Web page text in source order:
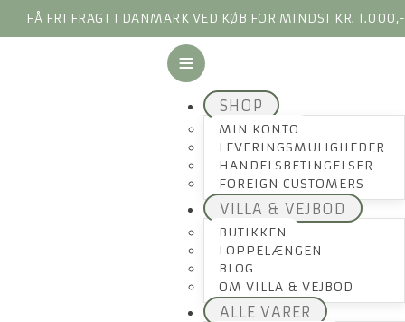
FÅ FRI FRAGT I DANMARK VED KØB FOR MINDST KR. 1.000,-
SHOP
MIN KONTO
LEVERINGSMULIGHEDER
HANDELSBETINGELSER
FOREIGN CUSTOMERS
VILLA & VEJBOD
BUTIKKEN
LOPPELÆNGEN
BLOG
OM VILLA & VEJBOD
ALLE VARER